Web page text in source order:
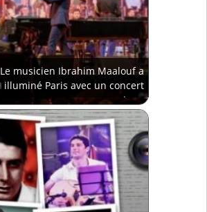
Le musicien Ibrahim Maalouf a
illuminé Paris avec un concert
magique